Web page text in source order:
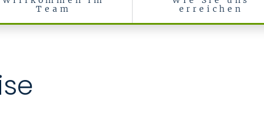
Team
erreichen